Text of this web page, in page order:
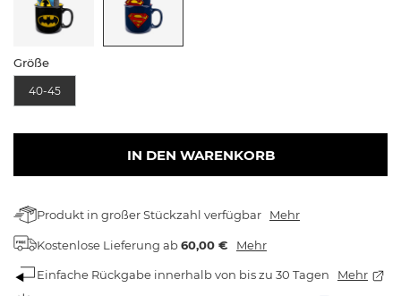
Größe
40-45
IN DEN WARENKORB
Produkt in großer Stückzahl verfügbar Mehr
Kostenlose Lieferung ab60,00 € Mehr
Einfache Rückgabe innerhalb von bis zu 30 Tagen Mehr